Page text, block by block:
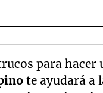
para hacer
te ayudará a